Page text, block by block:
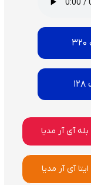
بله آی آر مدیا
ایتا آی آر مدیا